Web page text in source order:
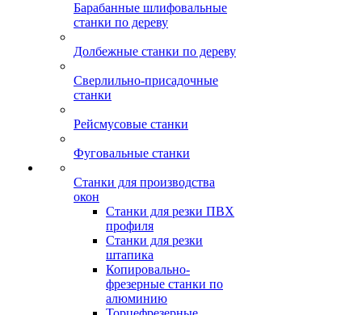
Барабанные шлифовальные
станки по дереву
Долбежные станки по дереву
Сверлильно-присадочные
станки
Рейсмусовые станки
Фуговальные станки
Станки для производства
окон
Станки для резки ПВХ
профиля
Станки для резки
штапика
Копировально-
фрезерные станки по
алюминию